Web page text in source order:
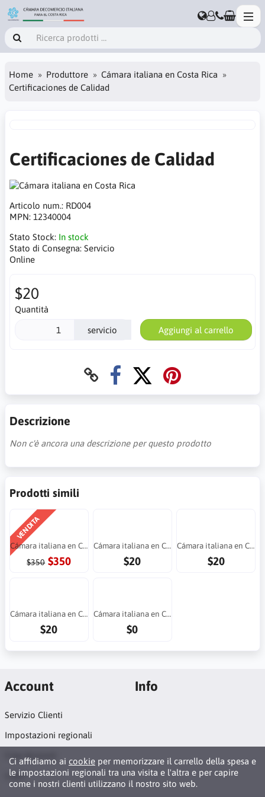
Home Produttore
Cámara italiana en Costa Rica
Certificaciones de Calidad
Certificaciones de Calidad
Articolo num.: RD004
MPN: 12340004
Stato Stock: In stock
Stato di Consegna: Servicio
Online
$20
Quantità
servicio Aggiungi al carrello
Descrizione
Non c'è ancora una descrizione per questo prodotto
Prodotti simili
VENDITA
Cámara italiana en Costa Rica
$350 $350
Cámara italiana en Costa Rica
$20
Cámara italiana en Costa Rica
$20
Cámara italiana en Costa Rica
$20
Cámara italiana en Costa Rica
$0
Ci affidiamo ai cookie per memorizzare il carrello della spesa e
le impostazioni regionali tra una visita e l'altra e per capire
come i nostri clienti utilizzano il nostro sito web.
Account
Servizio Clienti
Impostazioni regionali
Crea Account
Login
Info